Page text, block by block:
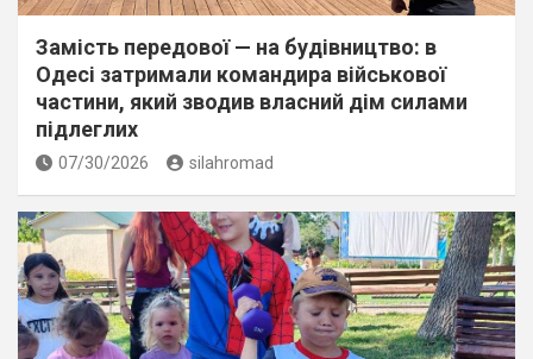
Замість передової — на будівництво: в
Одесі затримали командира військової
частини, який зводив власний дім силами
підлеглих
07/30/2026 silahromad